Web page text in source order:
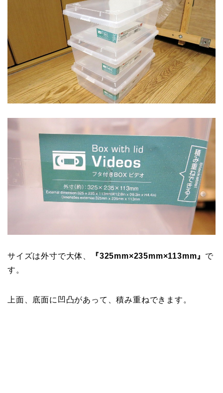
サイズは外寸で大体、 『325mm×235mm×113mm』 で
す。
上面、底面に凹凸があって、積み重ねできます。